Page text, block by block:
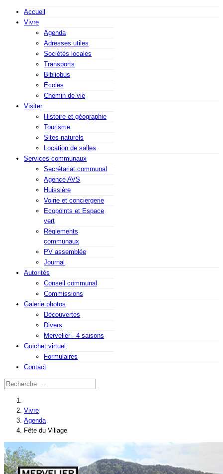
Accueil
Vivre
Agenda
Adresses utiles
Sociétés locales
Transports
Bibliobus
Ecoles
Chemin de vie
Visiter
Histoire et géographie
Tourisme
Sites naturels
Location de salles
Services communaux
Secrétariat communal
Agence AVS
Huissière
Voirie et conciergerie
Ecopoints et Espace
vert
Règlements
communaux
PV assemblée
Journal
Autorités
Conseil communal
Commissions
Galerie photos
Découvertes
Divers
Mervelier - 4 saisons
Guichet virtuel
Formulaires
Contact
Valider
Vivre
Agenda
Fête du Village